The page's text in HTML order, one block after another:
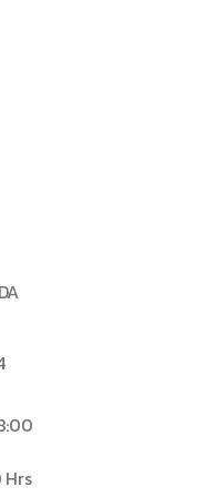
descartáveis e
Hrs